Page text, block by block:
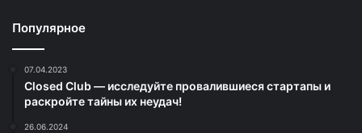
Популярное
07.04.2023
Closed Club — исследуйте провалившиеся стартапы и
раскройте тайны их неудач!
26.06.2024